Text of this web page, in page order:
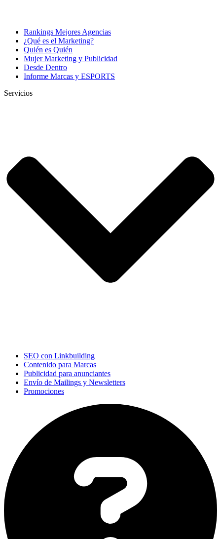
Rankings Mejores Agencias
¿Qué es el Marketing?
Quién es Quién
Mujer Marketing y Publicidad
Desde Dentro
Informe Marcas y ESPORTS
Servicios
SEO con Linkbuilding
Contenido para Marcas
Publicidad para anunciantes
Envío de Mailings y Newsletters
Promociones